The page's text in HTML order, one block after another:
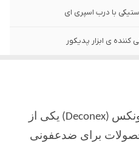
با درب اسپری ای
ی ابزار پدیکور
(Deconex) یکی از
برای ضدعفونی